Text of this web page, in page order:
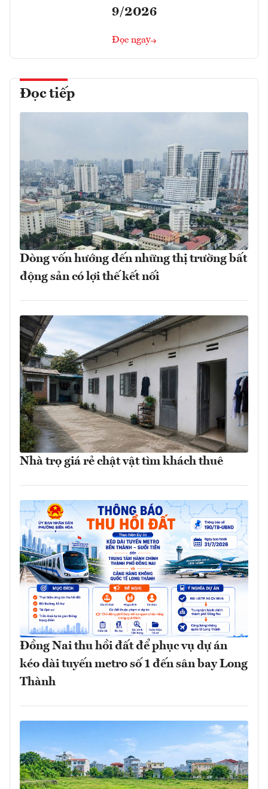
9/2026
Đọc ngay
Đọc tiếp
Dòng vốn hướng đến những thị trường bất
động sản có lợi thế kết nối
Nhà trọ giá rẻ chật vật tìm khách thuê
Đồng Nai thu hồi đất để phục vụ dự án
kéo dài tuyến metro số 1 đến sân bay Long
Thành